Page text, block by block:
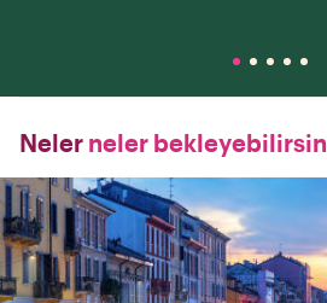
Neler neler bekleyebilirsin